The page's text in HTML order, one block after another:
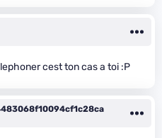
cest ton cas a toi :P